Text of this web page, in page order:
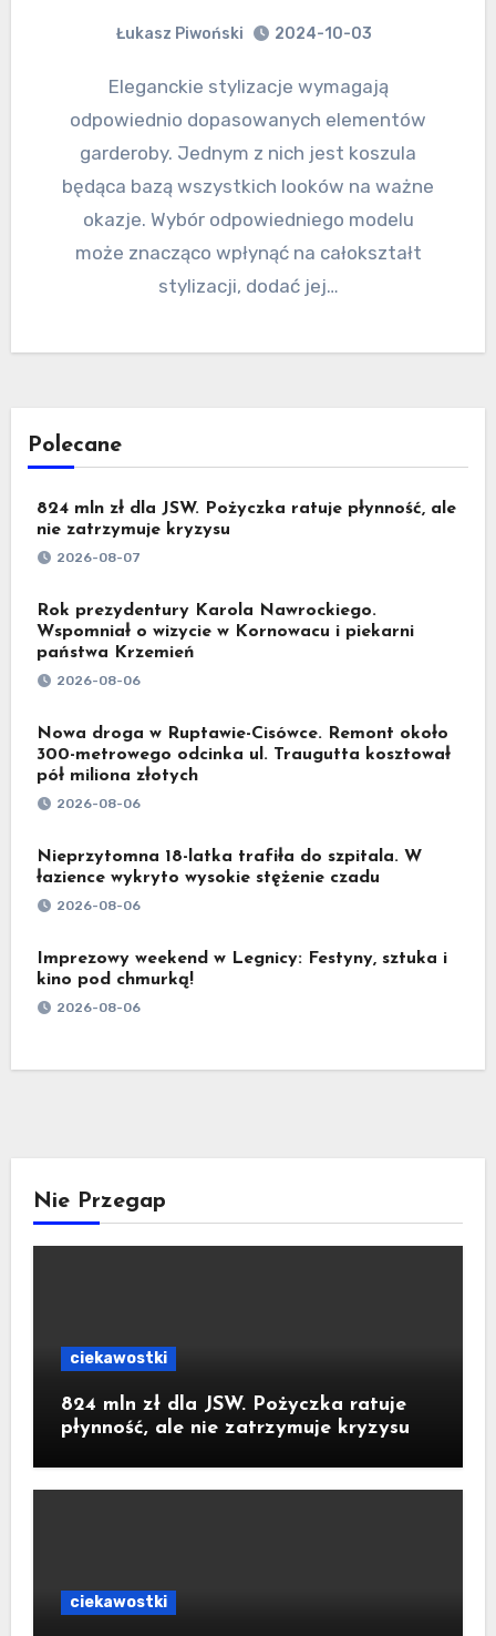
Łukasz Piwoński 2024-10-03
Eleganckie stylizacje wymagają
odpowiednio dopasowanych elementów
garderoby. Jednym z nich jest koszula
będąca bazą wszystkich looków na ważne
okazje. Wybór odpowiedniego modelu
może znacząco wpłynąć na całokształt
stylizacji, dodać jej…
Polecane
824 mln zł dla JSW. Pożyczka ratuje płynność, ale
nie zatrzymuje kryzysu
2026-08-07
Rok prezydentury Karola Nawrockiego.
Wspomniał o wizycie w Kornowacu i piekarni
państwa Krzemień
2026-08-06
Nowa droga w Ruptawie-Cisówce. Remont około
300-metrowego odcinka ul. Traugutta kosztował
pół miliona złotych
2026-08-06
Nieprzytomna 18-latka trafiła do szpitala. W
łazience wykryto wysokie stężenie czadu
2026-08-06
Imprezowy weekend w Legnicy: Festyny, sztuka i
kino pod chmurką!
2026-08-06
Nie Przegap
ciekawostki
824 mln zł dla JSW. Pożyczka ratuje
płynność, ale nie zatrzymuje kryzysu
ciekawostki